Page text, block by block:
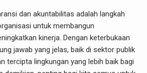
dan akuntabilitas adalah langkah
untuk membangun
kinerja. Dengan keterbukaan
jawab yang jelas, baik di sektor publik
tercipta lingkungan yang lebih baik bagi